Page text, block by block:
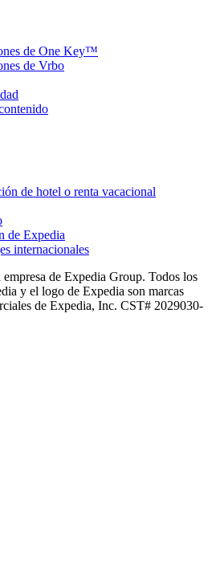
de One Key™
de Vrbo
de hotel o renta vacacional
de Expedia
internacionales
de Expedia Group. Todos los
y el logo de Expedia son marcas
de Expedia, Inc. CST# 2029030-